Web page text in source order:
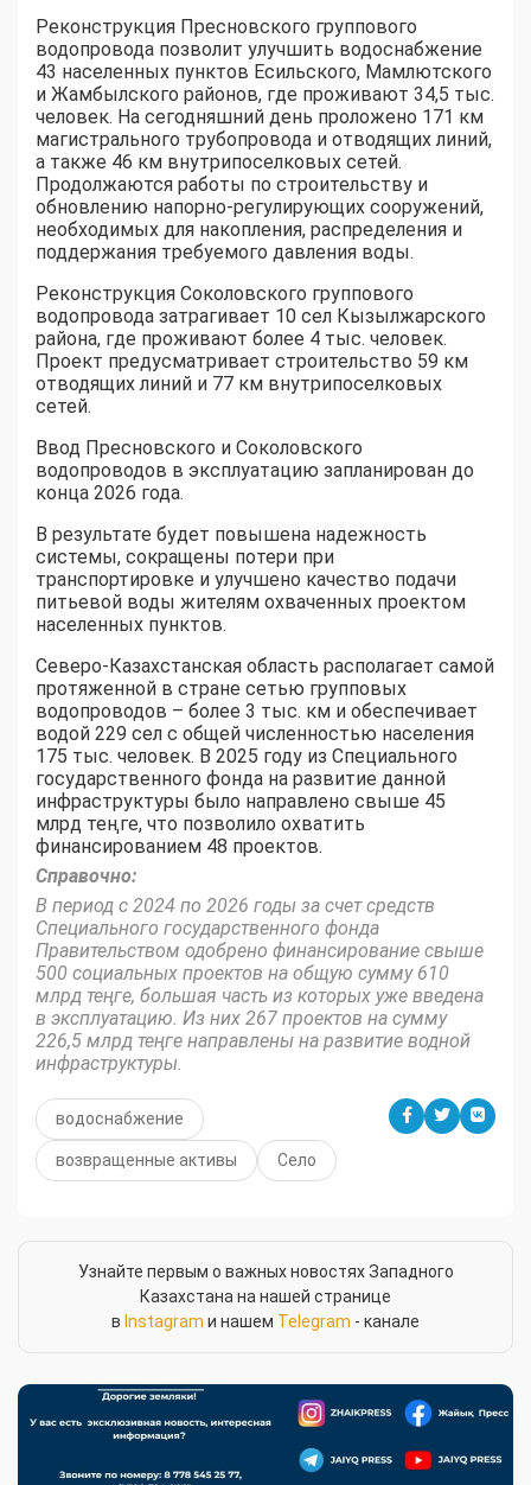
Реконструкция Пресновского группового
водопровода позволит улучшить водоснабжение
43 населенных пунктов Есильского, Мамлютского
и Жамбылского районов, где проживают 34,5 тыс.
человек. На сегодняшний день проложено 171 км
магистрального трубопровода и отводящих линий,
а также 46 км внутрипоселковых сетей.
Продолжаются работы по строительству и
обновлению напорно-регулирующих сооружений,
необходимых для накопления, распределения и
поддержания требуемого давления воды.
Реконструкция Соколовского группового
водопровода затрагивает 10 сел Кызылжарского
района, где проживают более 4 тыс. человек.
Проект предусматривает строительство 59 км
отводящих линий и 77 км внутрипоселковых
сетей.
Ввод Пресновского и Соколовского
водопроводов в эксплуатацию запланирован до
конца 2026 года.
В результате будет повышена надежность
системы, сокращены потери при
транспортировке и улучшено качество подачи
питьевой воды жителям охваченных проектом
населенных пунктов.
Северо-Казахстанская область располагает самой
протяженной в стране сетью групповых
водопроводов – более 3 тыс. км и обеспечивает
водой 229 сел с общей численностью населения
175 тыс. человек. В 2025 году из Специального
государственного фонда на развитие данной
инфраструктуры было направлено свыше 45
млрд теңге, что позволило охватить
финансированием 48 проектов.
Справочно:
В период с 2024 по 2026 годы за счет средств
Специального государственного фонда
Правительством одобрено финансирование свыше
500 социальных проектов на общую сумму 610
млрд теңге, большая часть из которых уже введена
в эксплуатацию. Из них 267 проектов на сумму
226,5 млрд теңге направлены на развитие водной
инфраструктуры.
водоснабжение
возвращенные активы Село
Узнайте первым о важных новостях Западного
Казахстана на нашей странице
в Instagram и нашем Telegram - канале